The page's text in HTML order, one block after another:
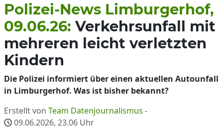
Polizei-News Limburgerhof,
09.06.26: Verkehrsunfall mit
mehreren leicht verletzten
Kindern
Die Polizei informiert über einen aktuellen Autounfall
in Limburgerhof. Was ist bisher bekannt?
Erstellt von Team Datenjournalismus -
09.06.2026, 23.06 Uhr